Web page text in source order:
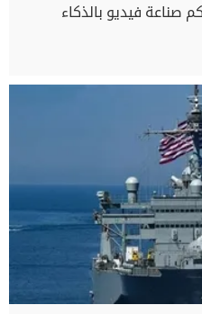
صناعة فيديو بالذكاء